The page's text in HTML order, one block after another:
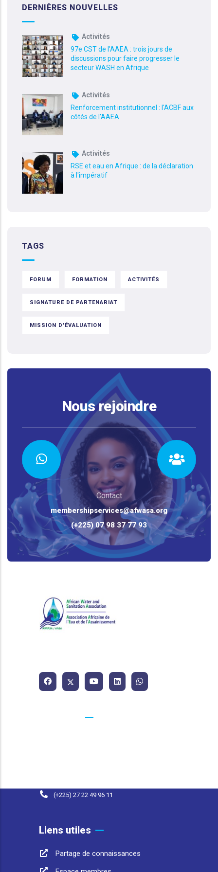
DERNIÈRES NOUVELLES
Activités
97e CST de l’AAEA : trois jours de
discussions pour faire progresser le
secteur WASH en Afrique
Activités
Renforcement institutionnel : l'ACBF aux
côtés de l'AAEA
Activités
RSE et eau en Afrique : de la déclaration
à l'impératif
TAGS
FORUM FORMATION ACTIVITÉS
SIGNATURE DE PARTENARIAT
MISSION D'ÉVALUATION
Nous rejoindre
Contact
membershipservices@afwasa.org
(+225) 07 98 37 77 93
(+225) 27 22 49 96 11
Liens utiles
Partage de connaissances